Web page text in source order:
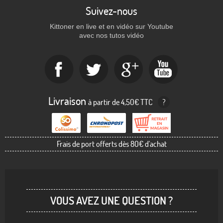
Suivez-nous
Kittoner en live et en vidéo sur Youtube
avec nos tutos vidéo
Livraison à partir de 4,50€ TTC ?
Frais de port offerts dès 80€ d'achat
VOUS AVEZ UNE QUESTION ?